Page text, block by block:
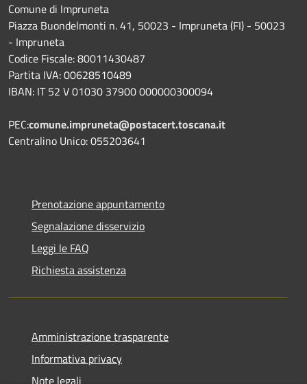
Comune di Impruneta
Piazza Buondelmonti n. 41, 50023 - Impruneta (FI) - 50023
- Impruneta
Codice Fiscale: 80011430487
Partita IVA: 00628510489
IBAN: IT 52 V 01030 37900 000000300094
PEC:comune.impruneta@postacert.toscana.it
Centralino Unico: 055203641
Prenotazione appuntamento
Segnalazione disservizio
Leggi le FAQ
Richiesta assistenza
Amministrazione trasparente
Informativa privacy